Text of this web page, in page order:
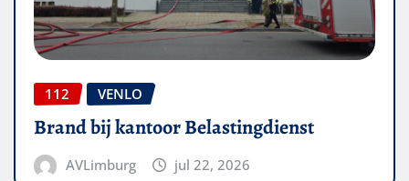
112 VENLO
Brand bij kantoor Belastingdienst
AVLimburg jul 22, 2026